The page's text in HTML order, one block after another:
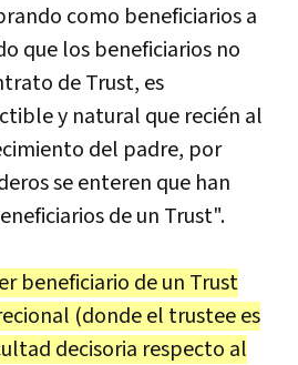
como beneficiarios a
que los beneficiarios no
de Trust, es
y natural que recién al
del padre, por
se enteren que han
de un Trust".
beneficiario de un Trust
(donde el trustee es
decisoria respecto al